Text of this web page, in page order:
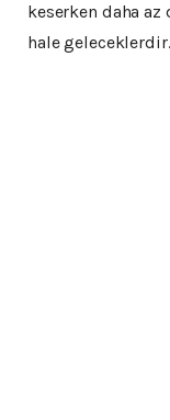
keserken daha az
hale